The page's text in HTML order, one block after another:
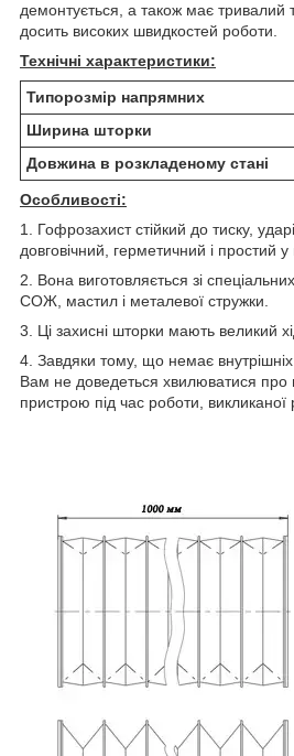
демонтується, а також має тривалий
досить високих швидкостей роботи.
Технічні характеристики:
Типорозмір напрямних
Ширина шторки
Довжина в розкладеному стані
Особливості:
1. Гофрозахист стійкий до тиску,
довговічний, герметичний і простий у
2. Вона виготовляється зі
СОЖ, мастил і металевої стружки.
3. Ці захисні шторки мають великий
4. Завдяки тому, що немає
Вам не доведеться хвилюватися про
пристрою під час роботи,